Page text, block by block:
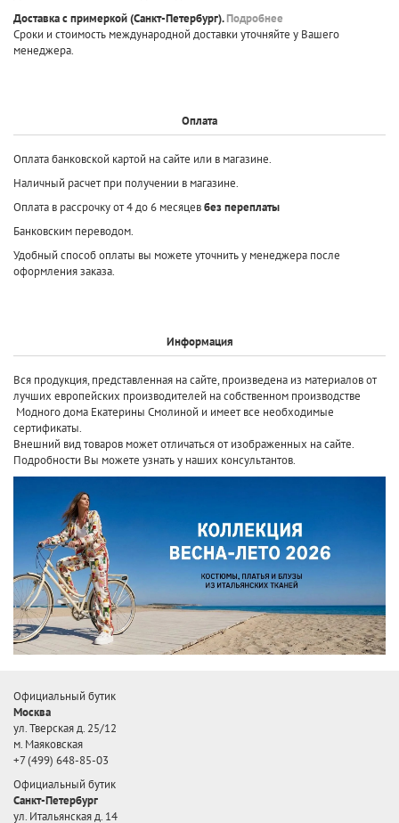
Доставка с примеркой(Санкт-Петербург).Подробнее
Сроки и стоимость международной доставки уточняйте у Вашего
менеджера.
Оплата
Оплата банковской картой на сайте или в магазине.
Наличный расчет при получении в магазине.
Оплата в рассрочку от 4 до 6 месяцевбез переплаты
Банковским переводом.
Удобный способ оплаты вы можете уточнить у менеджера после
оформления заказа.
Информация
Вся продукция, представленная на сайте, произведена из материалов от
лучших европейских производителей на собственном производстве
Модного дома Екатерины Смолиной и имеет все необходимые
сертификаты.
Внешний вид товаров может отличаться от изображенных на сайте.
Подробности Вы можете узнать у наших консультантов.
Официальный бутик
Москва
ул. Тверская д. 25/12
м. Маяковская
+7 (499) 648-85-03
Официальный бутик
Санкт-Петербург
ул. Итальянская д. 14